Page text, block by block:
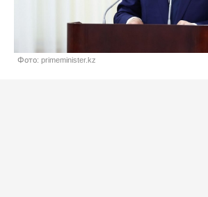
Фото: primeminister.kz